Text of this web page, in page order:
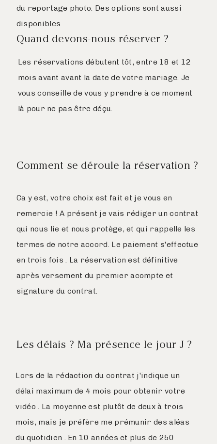
Quand devons-nous réserver ?
du reportage photo. Des options sont aussi
disponibles
Les réservations débutent tôt, entre 18 et 12
mois avant avant la date de votre mariage. Je
vous conseille de vous y prendre à ce moment
là pour ne pas être déçu.
Les délais ? Ma présence le jour J ?
Comment se déroule la réservation ?
Ca y est, votre choix est fait et je vous en
remercie ! A présent je vais rédiger un contrat
qui nous lie et nous protège, et qui rappelle les
termes de notre accord. Le paiement s'effectue
en trois fois . La réservation est définitive
après versement du premier acompte et
signature du contrat.
Lors de la rédaction du contrat j'indique un
délai maximum de 4 mois pour obtenir votre
vidéo . La moyenne est plutôt de deux à trois
mois, mais je préfère me prémunir des aléas
du quotidien . En 10 années et plus de 250